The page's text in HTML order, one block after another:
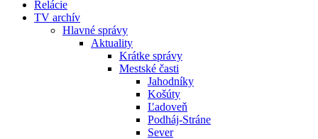
Relácie
TV archív
Hlavné správy
Aktuality
Krátke správy
Mestské časti
Jahodníky
Košúty
Ľadoveň
Podháj-Stráne
Sever